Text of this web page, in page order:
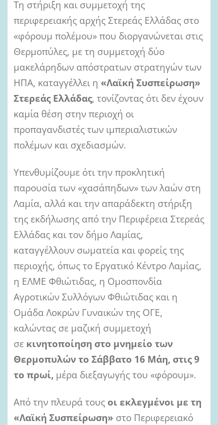
Τη στήριξη και συμμετοχή της
περιφερειακής αρχής Στερεάς Ελλάδας στο
«φόρουμ πολέμου» που διοργανώνεται στις
Θερμοπύλες, με τη συμμετοχή δύο
μακελάρηδων απόστρατων στρατηγών των
ΗΠΑ, καταγγέλλει η «Λαϊκή Συσπείρωση»
Στερεάς Ελλάδας, τονίζοντας ότι δεν έχουν
καμία θέση στην περιοχή οι
προπαγανδιστές των ιμπεριαλιστικών
πολέμων και σχεδιασμών.
Υπενθυμίζουμε ότι την προκλητική
παρουσία των «χασάπηδων» των λαών στη
Λαμία, αλλά και την απαράδεκτη στήριξη
της εκδήλωσης από την Περιφέρεια Στερεάς
Ελλάδας και τον δήμο Λαμίας,
καταγγέλλουν σωματεία και φορείς της
περιοχής, όπως το Εργατικό Κέντρο Λαμίας,
η ΕΛΜΕ Φθιώτιδας, η Ομοσπονδία
Αγροτικών Συλλόγων Φθιώτιδας και η
Ομάδα Λοκρών Γυναικών της ΟΓΕ,
καλώντας σε μαζική συμμετοχή
σε κινητοποίηση στο μνημείο των
Θερμοπυλών το Σάββατο 16 Μάη, στις 9
το πρωί, μέρα διεξαγωγής του «φόρουμ».
Από την πλευρά τους οι εκλεγμένοι με τη
«Λαϊκή Συσπείρωση» στο Περιφερειακό